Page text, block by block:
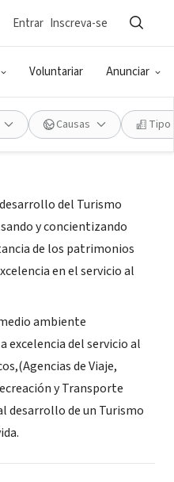
Voluntariar Anunciar
Entrar Inscreva-se
Causas Tipo
del Turismo
y concientizando
de los patrimonios
en el servicio al
ambiente
del servicio al
de Viaje,
y Transporte
desarrollo de un Turismo